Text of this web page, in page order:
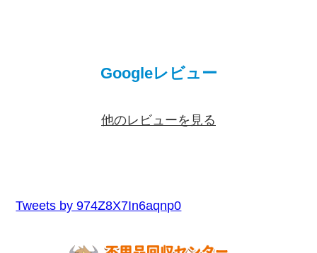
Googleレビュー
他のレビューを見る
Tweets by 974Z8X7In6aqnp0